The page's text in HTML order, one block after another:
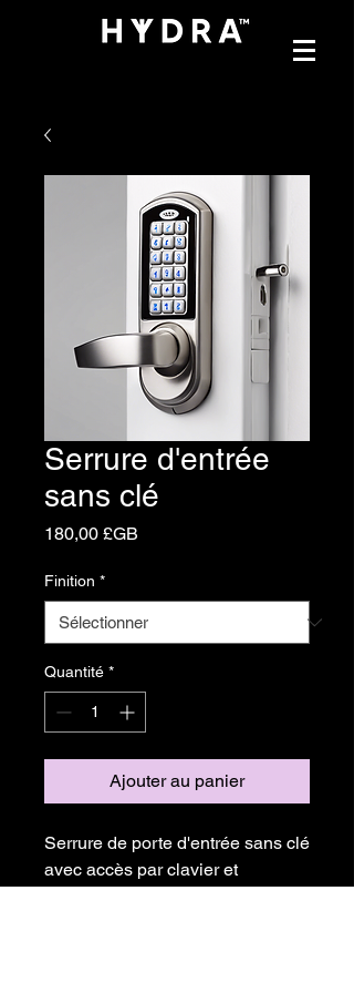
Serrure d'entrée
sans clé
180,00 £GB
Finition *
Quantité *
Ajouter au panier
Serrure de porte d'entrée sans clé
avec accès par clavier et